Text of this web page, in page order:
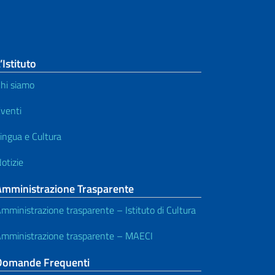
siamo
e Cultura
Trasparente
trasparente – Istituto di Cultura
trasparente – MAECI
Frequenti